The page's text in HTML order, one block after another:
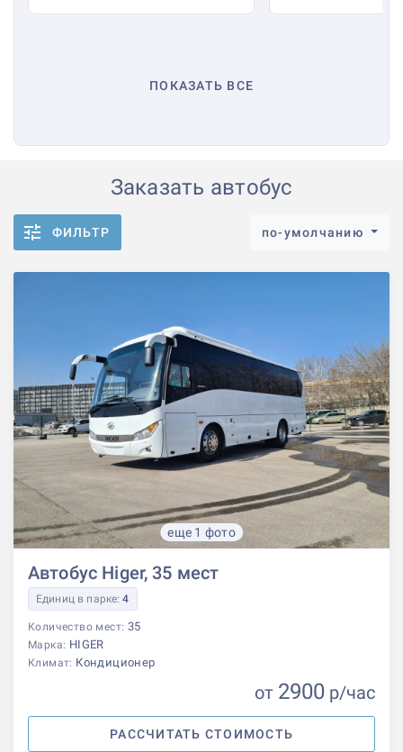
ПОКАЗАТЬ ВСЕ
Заказать автобус
ФИЛЬТР по-умолчанию
еще 1 фото
Автобус Higer, 35 мест
Единиц в парке:4
Количество мест: 35
Марка: HIGER
Климат: Кондиционер
от 2900 р/час
РАССЧИТАТЬ СТОИМОСТЬ